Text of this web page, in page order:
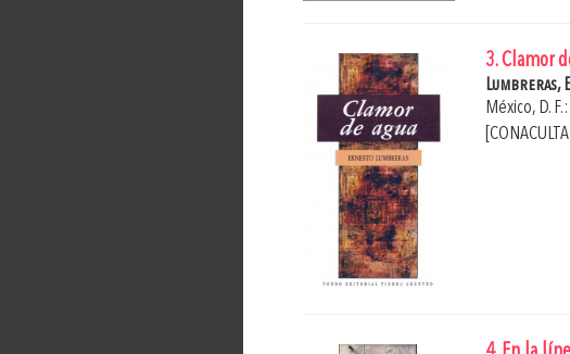
3. Clamor
Lumbreras,
México, D.